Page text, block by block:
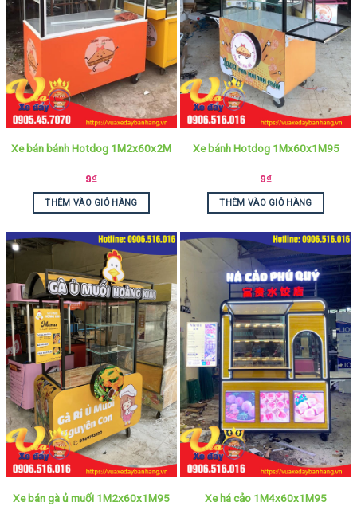
Xe bán bánh Hotdog 1M2x60x2M
9₫
THÊM VÀO GIỎ HÀNG
Xe bánh Hotdog 1Mx60x1M95
9₫
THÊM VÀO GIỎ HÀNG
Xe bán gà ủ muối 1M2x60x1M95 Xe há cảo 1M4x60x1M95